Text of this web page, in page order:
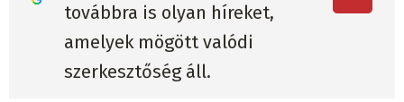
továbbra is olyan híreket,
amelyek mögött valódi
szerkesztőség áll.